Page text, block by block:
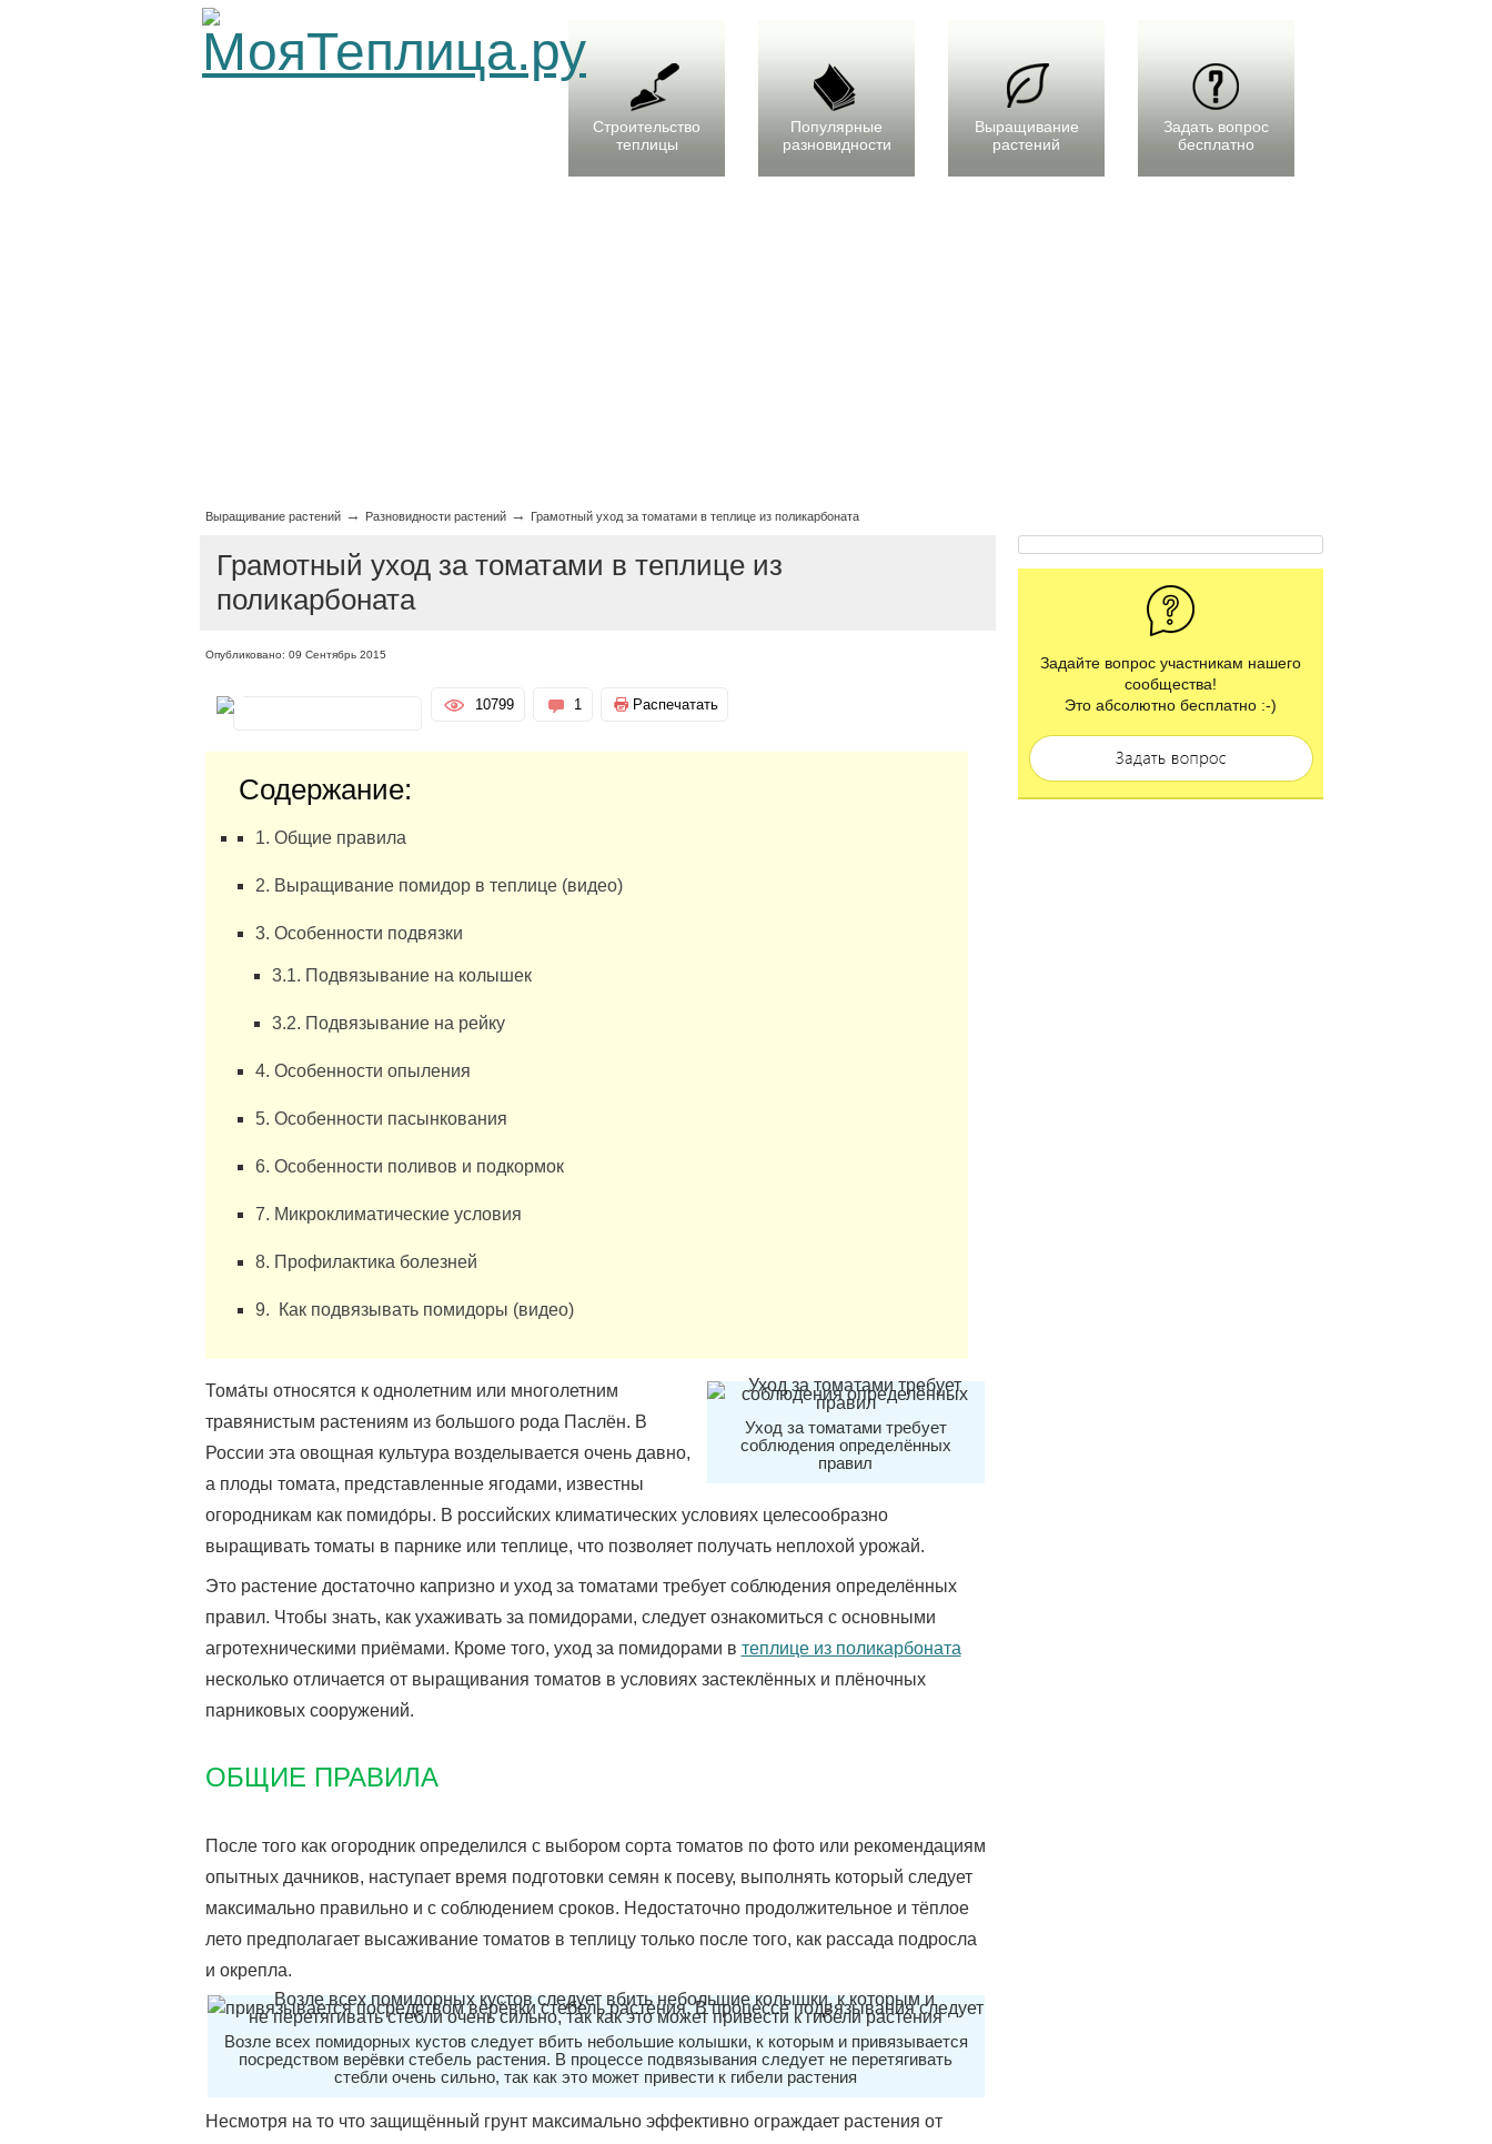
Строительство
теплицы
Популярные
разновидности
Выращивание
растений
Задать вопрос
бесплатно
Выращивание растений→ Разновидности растений→ Грамотный уход за томатами в теплице из поликарбоната
Грамотный уход за томатами в теплице из
поликарбоната
Опубликовано: 09 Сентябрь 2015
10799 1 Распечатать
Содержание:
1. Общие правила
2. Выращивание помидор в теплице (видео)
3. Особенности подвязки
3.1. Подвязывание на колышек
3.2. Подвязывание на рейку
4. Особенности опыления
5. Особенности пасынкования
6. Особенности поливов и подкормок
7. Микроклиматические условия
8. Профилактика болезней
9. Как подвязывать помидоры (видео)
Уход за томатами требует
соблюдения определённых
правил
Тома́ты относятся к однолетним или многолетним
травянистым растениям из большого рода Паслён. В
России эта овощная культура возделывается очень давно,
а плоды томата, представленные ягодами, известны
огородникам как помидо́ры. В российских климатических условиях целесообразно
выращивать томаты в парнике или теплице, что позволяет получать неплохой урожай.
Это растение достаточно капризно и уход за томатами требует соблюдения определённых
правил. Чтобы знать, как ухаживать за помидорами, следует ознакомиться с основными
агротехническими приёмами. Кроме того, уход за помидорами в теплице из поликарбоната
несколько отличается от выращивания томатов в условиях застеклённых и плёночных
парниковых сооружений.
ОБЩИЕ ПРАВИЛА
После того как огородник определился с выбором сорта томатов по фото или рекомендациям
опытных дачников, наступает время подготовки семян к посеву, выполнять который следует
максимально правильно и с соблюдением сроков. Недостаточно продолжительное и тёплое
лето предполагает высаживание томатов в теплицу только после того, как рассада подросла
и окрепла.
Возле всех помидорных кустов следует вбить небольшие колышки, к которым и привязывается
посредством верёвки стебель растения. В процессе подвязывания следует не перетягивать
стебли очень сильно, так как это может привести к гибели растения
Несмотря на то что защищённый грунт максимально эффективно ограждает растения от
Задайте вопрос участникам нашего
сообщества!
Это абсолютно бесплатно :-)